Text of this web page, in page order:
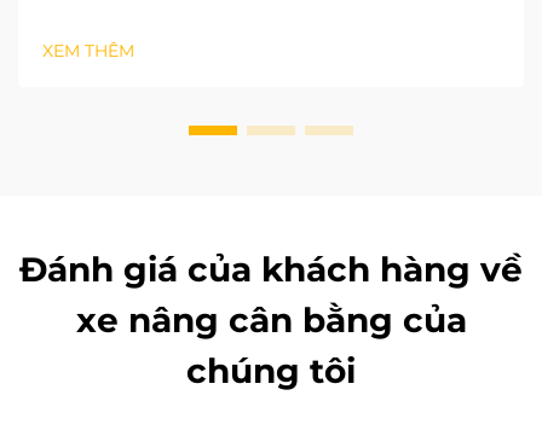
phụ kiện container nhỏ, do đó khả năng tải là yếu tố
quan trọng hàng đầu khi lựa chọn xe nâng cân bằng.
XEM THÊM
Đánh giá của khách hàng về
xe nâng cân bằng của
chúng tôi